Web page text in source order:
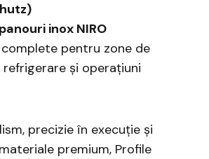
inox NIRO
pentru zone de
refrigerare și operațiuni
precizie în execuție și
premium, Profile